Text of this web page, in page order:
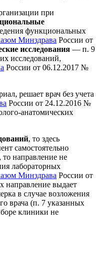
при
функциональных
Минздрава России от
исследования — п. 9
исследований,
России от 06.12.2017 №
решает врач без учета
России от 24.12.2016 №
анатомических
, то здесь
самостоятельно
то направление не
лабораторных
Минздрава России от
направление выдает
в случае возложения
врача (п. 7 указанных
клиники не